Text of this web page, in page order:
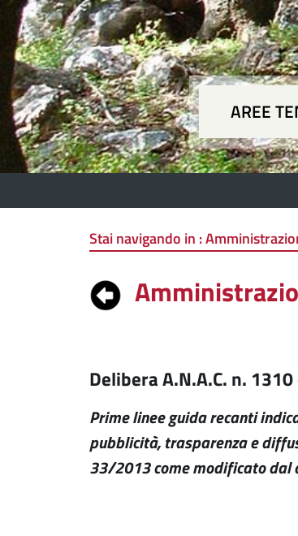
AREE
Stai navigando in :
Delibera A.N.A.C. n.
Prime linee guida recanti
pubblicità, trasparenza e
33/2013 come modificato dal